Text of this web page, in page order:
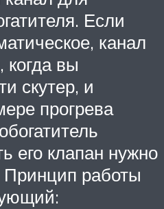
Если
канал
когда вы
скутер, и
прогрева
его клапан нужно
Принцип работы